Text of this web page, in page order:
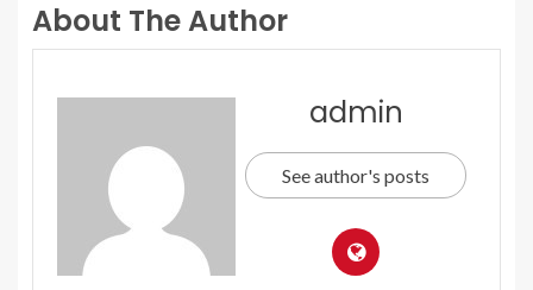
About The Author
admin
See author's posts